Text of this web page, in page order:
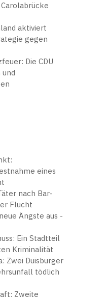
aktiviert
gegen
Die CDU
eines
nach Bar-
Flucht
Ängste aus -
Ein Stadtteil
Kriminalität
Zwei Duisburger
tödlich
Zweite